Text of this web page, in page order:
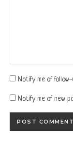
Notify me of
Notify me of new